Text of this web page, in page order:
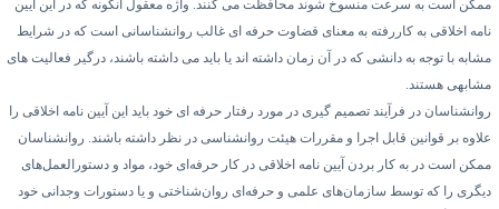
است به سرعت منسوخ شوند محافظت می کنند. واژه معقول آنگونه که در این آیین
اخلاقی به کاررفته به معنای قضاوت حرفه ای غالب روانشناسانی است که در شرایط
با توجه به دانشی که در آن زمان داشته اند یا باید می داشته باشند، درگیر فعالیت های
هستند.
در فرآیند تصمیم گیری در مورد رفتار حرفه ای خود باید این آیین نامه اخلاقی را
بر قوانین قابل اجرا و مقررات هیئت روانشناسی در نظر داشته باشند. روانشناسان
است در به کار بردن آیین نامه اخلاقی در کار حرفه‌ای خود، مواد و دستورالعمل‌های
را که توسط سازمان‌های علمی و حرفه‌ای روان‌شناختی و یا دستورات وجدانی خود